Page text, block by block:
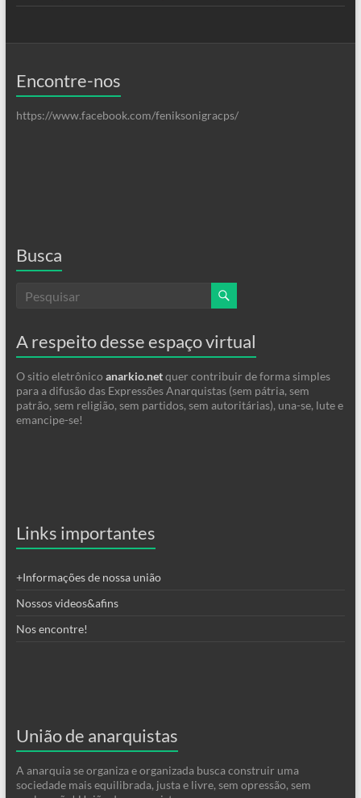
Encontre-nos
https://www.facebook.com/feniksonigracps/
Busca
A respeito desse espaço virtual
O sitio eletrônico anarkio.netquer contribuir de forma simples
para a difusão das Expressões Anarquistas (sem pátria, sem
patrão, sem religião, sem partidos, sem autoritárias), una-se, lute e
emancipe-se!
Links importantes
+Informações de nossa união
Nossos videos&afins
Nos encontre!
União de anarquistas
A anarquia se organiza e organizada busca construir uma
sociedade mais equilibrada, justa e livre, sem opressão, sem